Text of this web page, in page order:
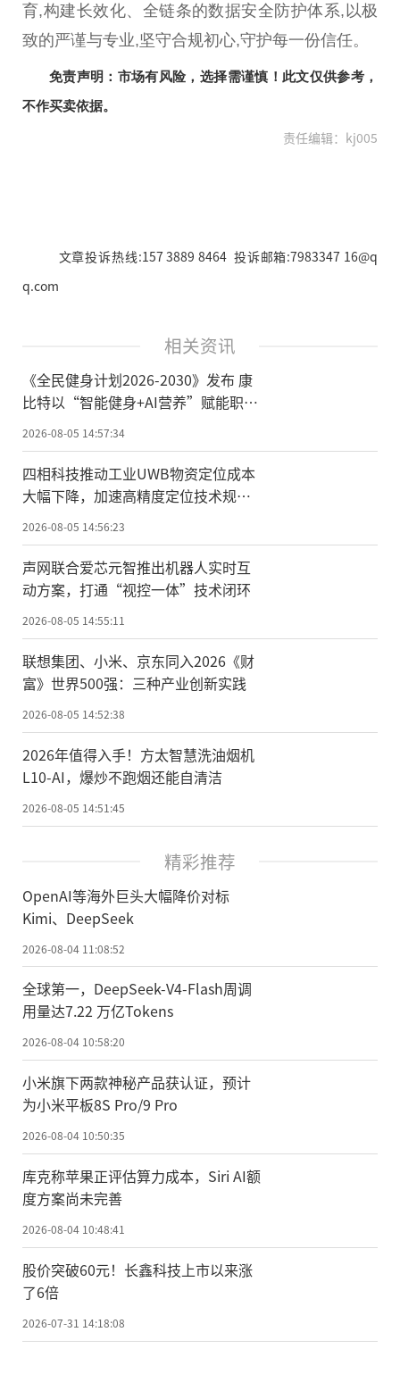
育,构建长效化、全链条的数据安全防护体系,以极
致的严谨与专业,坚守合规初心,守护每一份信任。
免责声明：市场有风险，选择需谨慎！此文仅供参考，
不作买卖依据。
责任编辑：kj005
文章投诉热线:157 3889 8464 投诉邮箱:7983347 16@q
q.com
相关资讯
《全民健身计划2026-2030》发布 康
比特以“智能健身+AI营养”赋能职工
健康管理与政企发展
2026-08-05 14:57:34
四相科技推动工业UWB物资定位成本
大幅下降，加速高精度定位技术规模
化应用
2026-08-05 14:56:23
声网联合爱芯元智推出机器人实时互
动方案，打通“视控一体”技术闭环
2026-08-05 14:55:11
联想集团、小米、京东同入2026《财
富》世界500强：三种产业创新实践
2026-08-05 14:52:38
2026年值得入手！方太智慧洗油烟机
L10-AI，爆炒不跑烟还能自清洁
2026-08-05 14:51:45
精彩推荐
OpenAI等海外巨头大幅降价对标
Kimi、DeepSeek
2026-08-04 11:08:52
全球第一，DeepSeek-V4-Flash周调
用量达7.22 万亿Tokens
2026-08-04 10:58:20
小米旗下两款神秘产品获认证，预计
为小米平板8S Pro/9 Pro
2026-08-04 10:50:35
库克称苹果正评估算力成本，Siri AI额
度方案尚未完善
2026-08-04 10:48:41
股价突破60元！长鑫科技上市以来涨
了6倍
2026-07-31 14:18:08